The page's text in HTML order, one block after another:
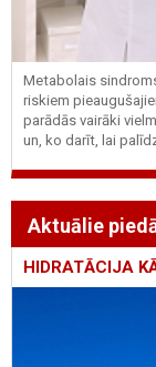
Metabolais
riskiem
parādās vairāki
un, ko darīt, lai
Aktuālie
HIDRATĀCIJA